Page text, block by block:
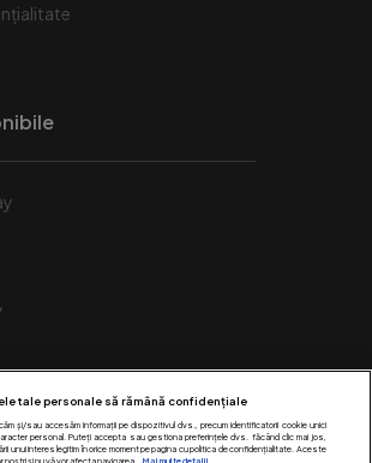
tale personale să rămână confidențiale
și/sau accesăm informații pe dispozitivul dvs., precum identificatorii cookie unici
personal. Puteți accepta sau gestiona preferințele dvs. făcând clic mai jos,
unui interes legitim în orice moment pe pagina cu politica de confidențialitate. Aceste
noștri și nu vă vor afecta navigarea.
Mai multe detalii